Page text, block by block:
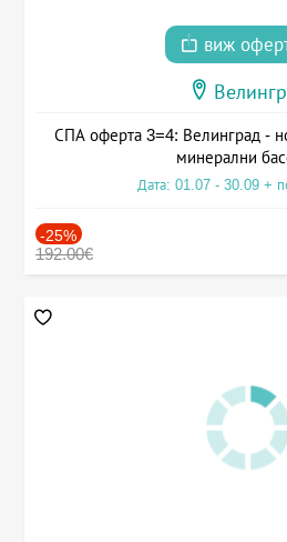
виж
СПА оферта 3=4: Велинград -
минерални
Дата: 01.07 - 30.09 +
-25%
192.00€